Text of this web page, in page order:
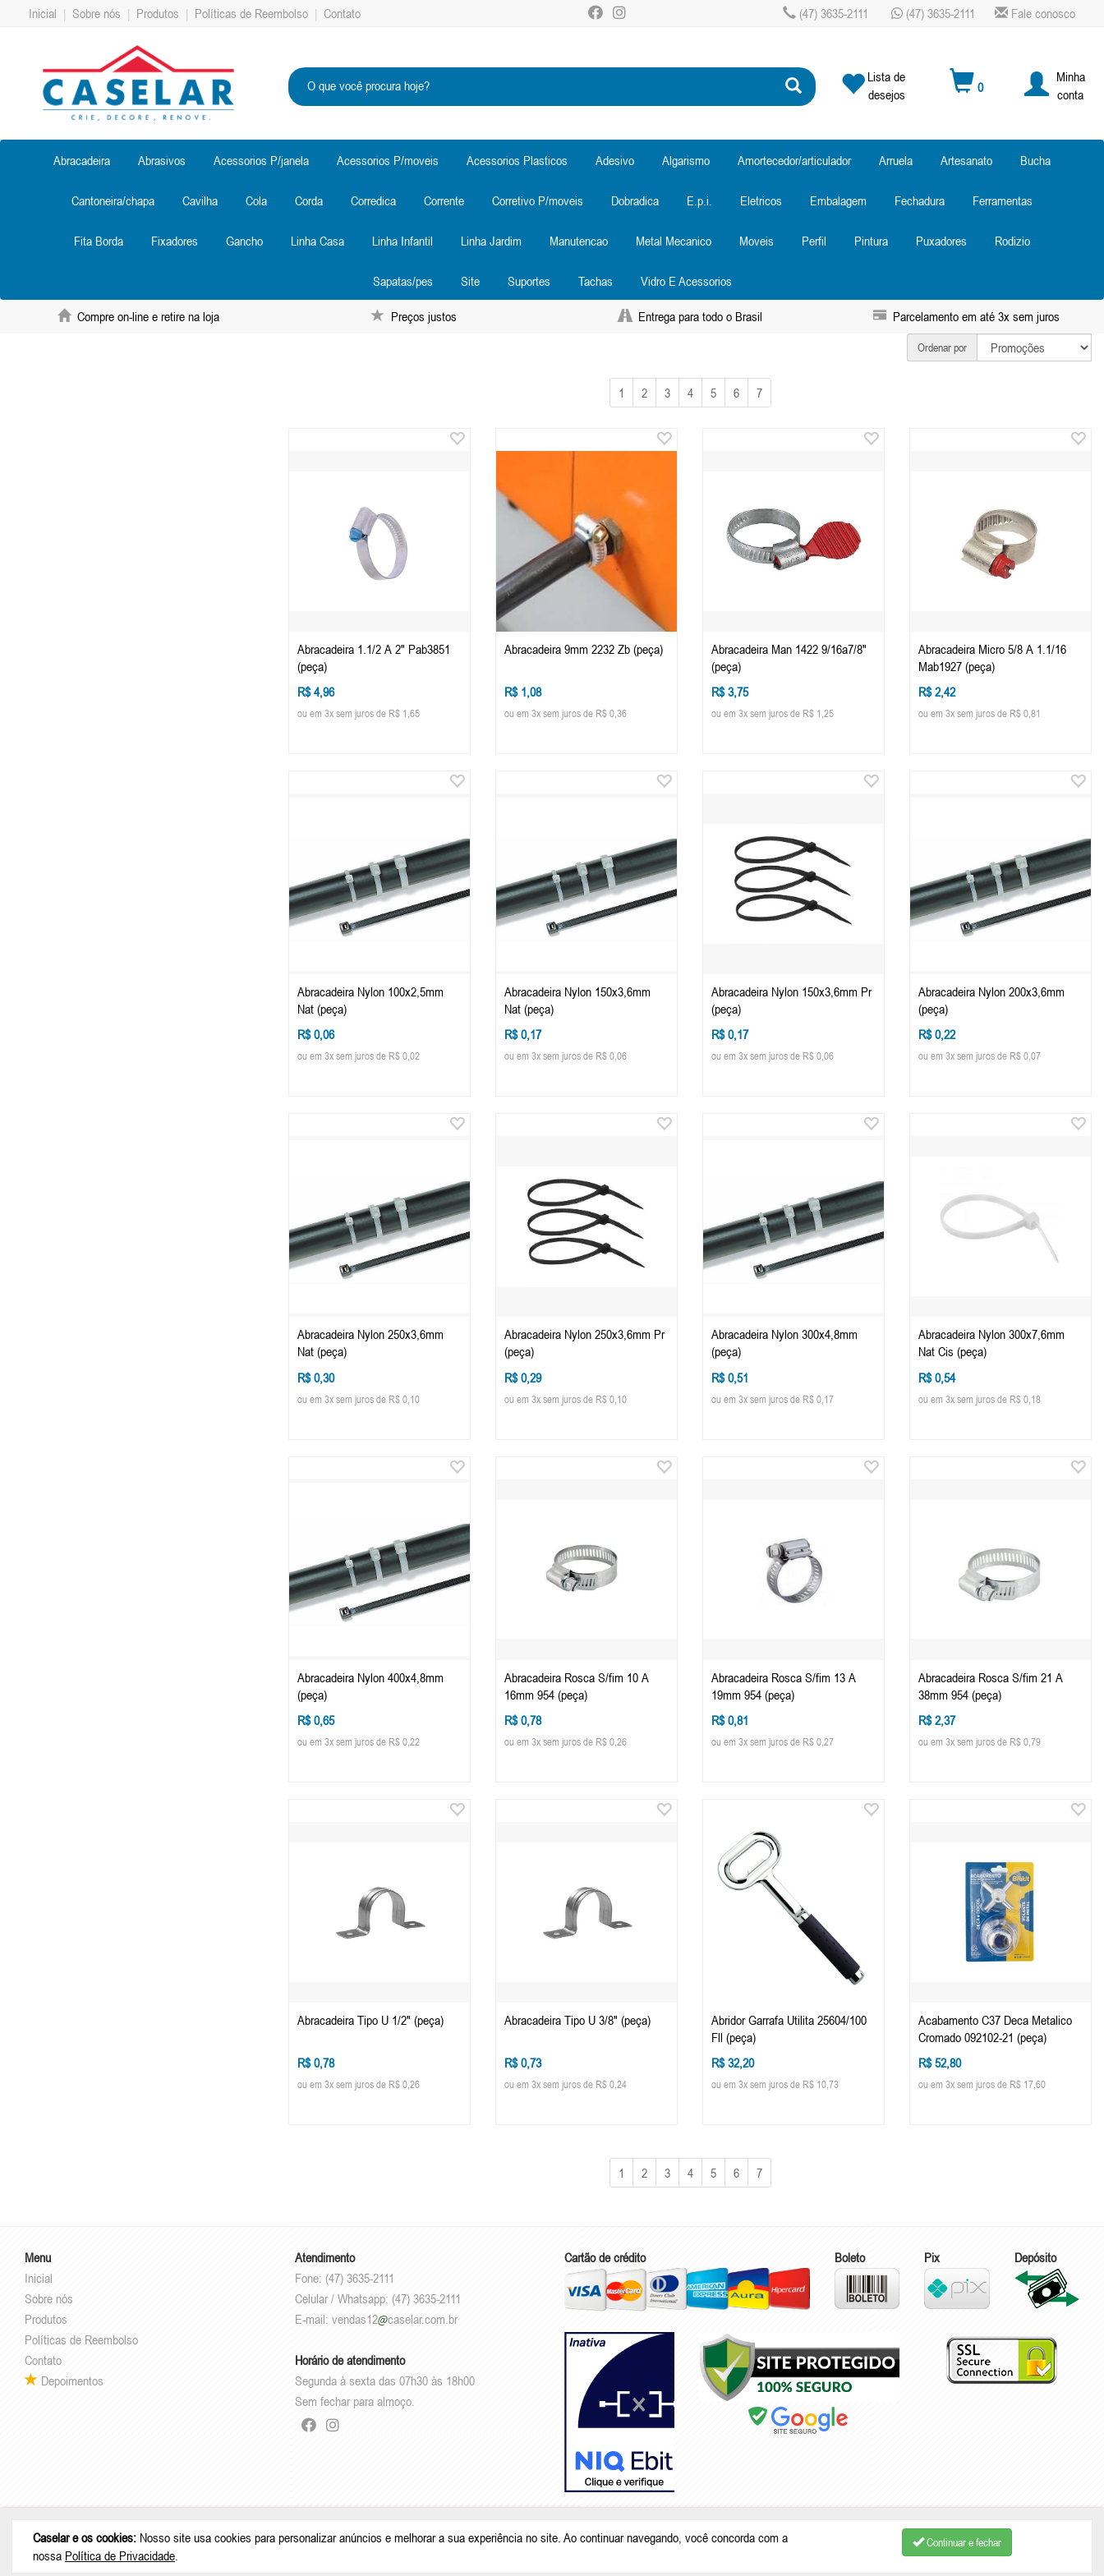
Inicial | Sobre nós | Produtos | Políticas de Reembolso | Contato (47) 3635-2111 (47) 3635-2111 Fale conosco
Lista de
desejos
0
Minha
conta
Abracadeira Abrasivos Acessorios P/janela Acessorios P/moveis Acessorios Plasticos Adesivo Algarismo Amortecedor/articulador Arruela Artesanato Bucha
Cantoneira/chapa Cavilha Cola Corda Corredica Corrente Corretivo P/moveis Dobradica E.p.i. Eletricos Embalagem Fechadura Ferramentas
Fita Borda Fixadores Gancho Linha Casa Linha Infantil Linha Jardim Manutencao Metal Mecanico Moveis Perfil Pintura Puxadores Rodizio
Sapatas/pes Site Suportes Tachas Vidro E Acessorios
Compre on-line e retire na loja Preços justos Entrega para todo o Brasil Parcelamento em até 3x sem juros
Ordenar por
1 2 3 4 5 6 7
Abracadeira 1.1/2 A 2" Pab3851
(peça)
R$ 4,96
ou em 3x sem juros de R$ 1,65
Abracadeira 9mm 2232 Zb (peça)
R$ 1,08
ou em 3x sem juros de R$ 0,36
Abracadeira Man 1422 9/16a7/8"
(peça)
R$ 3,75
ou em 3x sem juros de R$ 1,25
Abracadeira Micro 5/8 A 1.1/16
Mab1927 (peça)
R$ 2,42
ou em 3x sem juros de R$ 0,81
Abracadeira Nylon 100x2,5mm
Nat (peça)
R$ 0,06
ou em 3x sem juros de R$ 0,02
Abracadeira Nylon 150x3,6mm
Nat (peça)
R$ 0,17
ou em 3x sem juros de R$ 0,06
Abracadeira Nylon 150x3,6mm Pr
(peça)
R$ 0,17
ou em 3x sem juros de R$ 0,06
Abracadeira Nylon 200x3,6mm
(peça)
R$ 0,22
ou em 3x sem juros de R$ 0,07
Abracadeira Nylon 250x3,6mm
Nat (peça)
R$ 0,30
ou em 3x sem juros de R$ 0,10
Abracadeira Nylon 250x3,6mm Pr
(peça)
R$ 0,29
ou em 3x sem juros de R$ 0,10
Abracadeira Nylon 300x4,8mm
(peça)
R$ 0,51
ou em 3x sem juros de R$ 0,17
Abracadeira Nylon 300x7,6mm
Nat Cis (peça)
R$ 0,54
ou em 3x sem juros de R$ 0,18
Abracadeira Nylon 400x4,8mm
(peça)
R$ 0,65
ou em 3x sem juros de R$ 0,22
Abracadeira Rosca S/fim 10 A
16mm 954 (peça)
R$ 0,78
ou em 3x sem juros de R$ 0,26
Abracadeira Rosca S/fim 13 A
19mm 954 (peça)
R$ 0,81
ou em 3x sem juros de R$ 0,27
Abracadeira Rosca S/fim 21 A
38mm 954 (peça)
R$ 2,37
ou em 3x sem juros de R$ 0,79
Abracadeira Tipo U 1/2" (peça)
R$ 0,78
ou em 3x sem juros de R$ 0,26
Abracadeira Tipo U 3/8" (peça)
R$ 0,73
ou em 3x sem juros de R$ 0,24
Abridor Garrafa Utilita 25604/100
Fll (peça)
R$ 32,20
ou em 3x sem juros de R$ 10,73
Acabamento C37 Deca Metalico
Cromado 092102-21 (peça)
R$ 52,80
ou em 3x sem juros de R$ 17,60
1 2 3 4 5 6 7
Menu
Inicial
Sobre nós
Produtos
Políticas de Reembolso
Contato
Depoimentos
Atendimento
Fone: (47) 3635-2111
Celular / Whatsapp: (47) 3635-2111
E-mail: vendas12 caselar.com.br
Horário de atendimento
Segunda à sexta das 07h30 às 18h00
Sem fechar para almoço.
Cartão de crédito Boleto Pix Depósito
© Copyright 2026 - Caselar - CNPJ: 05.101.950/0001-26 | Rodovia Deputado Genésio Tureck, 222 - Boehmerwald - São Bento do Sul - SC | CEP: 89287-875
Caselar e os cookies: Nosso site usa cookies para personalizar anúncios e melhorar a sua experiência no site. Ao continuar navegando, você concorda com a
nossa Política de Privacidade
Continuar e fechar